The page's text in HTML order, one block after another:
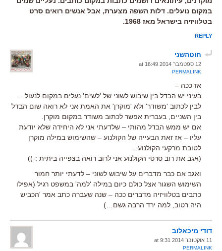
במקום נועלים. דלות השפה מצערת, אבל אנשים רואים סרט
בטלוויזיה בישראל מאז 1968.
REPLY
חוטהשני
12 ספטמבר 2014 at 16:49
PERMALINK
אז ככה –
בעיני יש הבדל בין שיבוש לשוני של 'לשים' נעלים במקום לנעול…
לבין לכתוב 'משודר' ולא 'מוקרן' את האמת אני לא רואה שום הבדל
בין השניים, בעברית אפשר לכתוב משודר במקום מוקרן.
אם יש ממש הבדל מהותי – שלדעתי אני לא היחידה שלא יודעת
עליו – אז זאת הבעייה של הקולנוע – שהשימוש במילה מוקרן
לטובת מרקעי הקולנוע…
(אגב את רוב סרטי הקולנוע אני לרוב רואה בצפייה ביתית :-))
ואגב אם כבר מדברים על שיבוש לשוני – לדעתי יותר חמור
השימוש השגור אצל כולם כיום במילה 'למה' במשפט רגיל (אפילו
כתבים בטלוויזיה מדברים ככה – שנה שעברה כתב אמר 'הכביש
היה רטוב, למה ירד הרבה גשם…)
דודי מיכאלוב
11 אוקטובר 2014 at 9:31
PERMALINK